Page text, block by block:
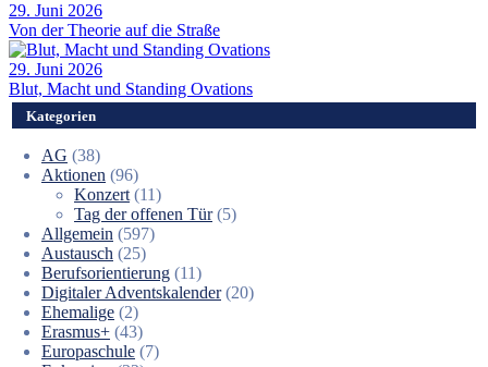
29. Juni 2026
Von der Theorie auf die Straße
29. Juni 2026
Blut, Macht und Standing Ovations
Kategorien
AG (38)
Aktionen (96)
Konzert (11)
Tag der offenen Tür(5)
Allgemein (597)
Austausch (25)
Berufsorientierung (11)
Digitaler Adventskalender(20)
Ehemalige (2)
Erasmus+ (43)
Europaschule (7)